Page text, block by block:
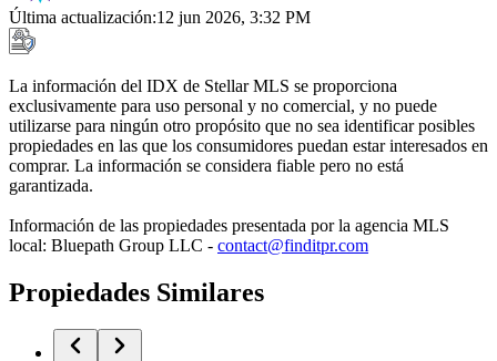
Última actualización:12 jun 2026, 3:32 PM
La información del IDX de Stellar MLS se proporciona
exclusivamente para uso personal y no comercial, y no puede
utilizarse para ningún otro propósito que no sea identificar posibles
propiedades en las que los consumidores puedan estar interesados en
comprar. La información se considera fiable pero no está
garantizada.
Información de las propiedades presentada por la agencia MLS
local: Bluepath Group LLC - contact@finditpr.com
Propiedades Similares